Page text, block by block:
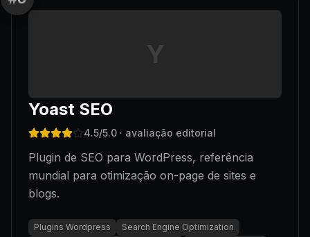
Y
Yoast SEO
4.5/5.0 · avaliação editorial
Plugin de SEO para WordPress, referência
mundial para otimização on-page de sites e
blogs.
Plugins Wordpress
Search Engine Optimization